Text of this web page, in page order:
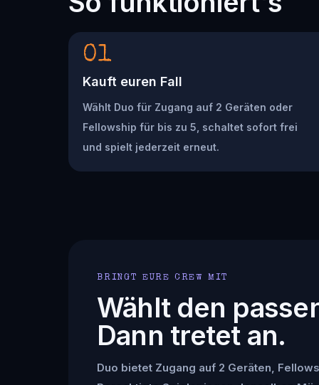
01
Kauft euren Fall
Wählt Duo für Zugang auf 2 Geräten oder
Fellowship für bis zu 5, schaltet sofort frei
und spielt jederzeit erneut.
BRINGT EURE CREW MIT
Wählt den
Dann tretet an.
Duo bietet Zugang auf 2 Geräten,